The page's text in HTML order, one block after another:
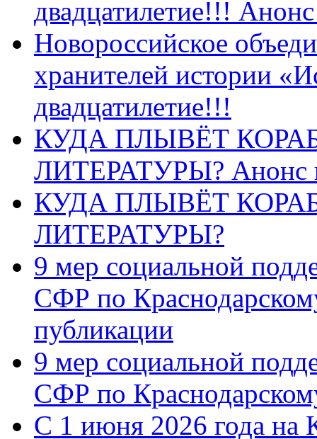
двадцатилетие!!!
Новороссийское
хранителей истории
двадцатилетие!!!
КУДА ПЛЫВЁТ
ЛИТЕРАТУРЫ? Анонс
КУДА ПЛЫВЁТ
ЛИТЕРАТУРЫ?
9 мер социальной
СФР по
публикации
9 мер социальной
СФР по
С 1 июня 2026 года на